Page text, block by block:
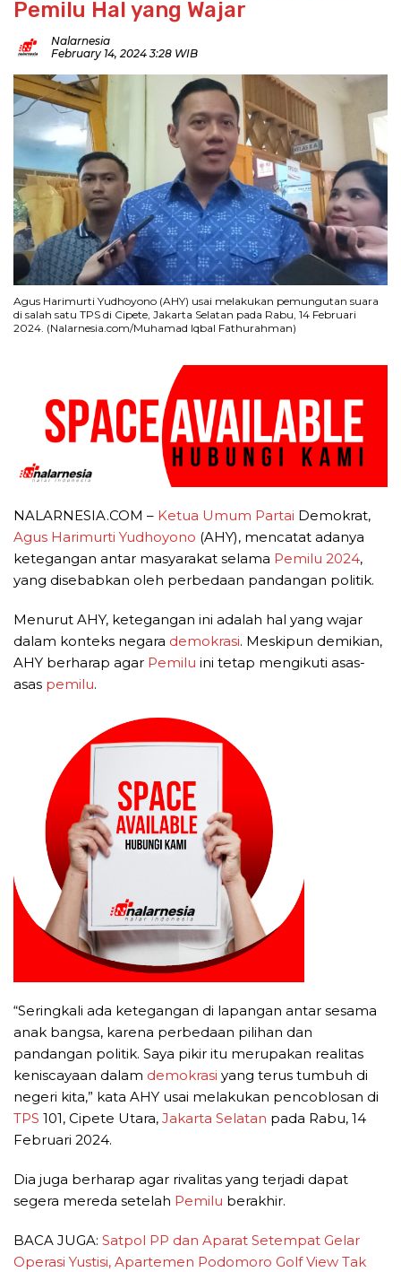
Pemilu Hal yang Wajar
Nalarnesia
February 14, 2024 3:28 WIB
Agus Harimurti Yudhoyono (AHY) usai melakukan pemungutan suara
di salah satu TPS di Cipete, Jakarta Selatan pada Rabu, 14 Februari
2024. (Nalarnesia.com/Muhamad Iqbal Fathurahman)
NALARNESIA.COM – Ketua Umum Partai Demokrat,
Agus Harimurti Yudhoyono (AHY), mencatat adanya
ketegangan antar masyarakat selama Pemilu 2024,
yang disebabkan oleh perbedaan pandangan politik.
Menurut AHY, ketegangan ini adalah hal yang wajar
dalam konteks negara demokrasi. Meskipun demikian,
AHY berharap agar Pemilu ini tetap mengikuti asas-
asas pemilu.
“Seringkali ada ketegangan di lapangan antar sesama
anak bangsa, karena perbedaan pilihan dan
pandangan politik. Saya pikir itu merupakan realitas
keniscayaan dalam demokrasi yang terus tumbuh di
negeri kita,” kata AHY usai melakukan pencoblosan di
TPS 101, Cipete Utara, Jakarta Selatan pada Rabu, 14
Februari 2024.
Dia juga berharap agar rivalitas yang terjadi dapat
segera mereda setelah Pemilu berakhir.
BACA JUGA: Satpol PP dan Aparat Setempat Gelar
Operasi Yustisi, Apartemen Podomoro Golf View Tak